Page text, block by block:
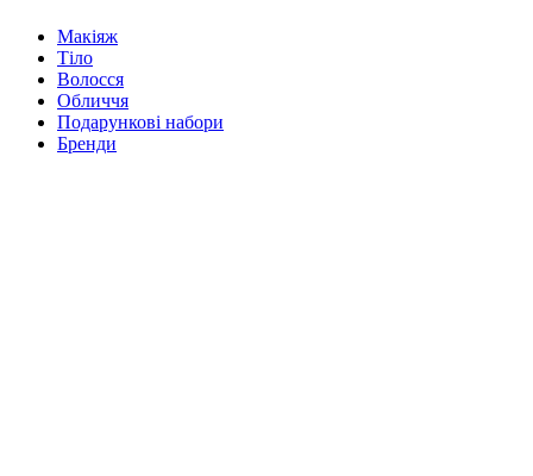
Макіяж
Тіло
Волосся
Обличчя
Подарункові набори
Бренди